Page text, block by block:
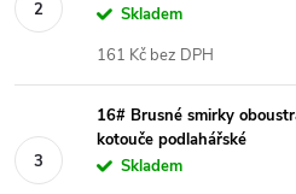
Skladem
161 Kč bez DPH
16# Brusné smirky
kotouče podlahářské
Skladem